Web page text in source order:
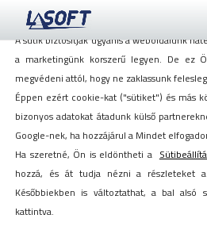
5 tipp, ha
2019. december 18.
Mi szeretjük a sütiket, akkor is, ha azok
A sütik biztosítják ugyanis a weboldalunk
a marketingünk korszerű legyen. De ez
megvédeni attól, hogy ne zaklassunk
Éppen ezért cookie-kat ("sütiket") és más
bizonyos adatokat átadunk külső
Google-nek, ha hozzájárul a Mindet
Ha szeretné, Ön is eldöntheti a
hozzá, és át tudja nézni a részleteket
Későbbiekben is változtathat, a bal alsó
kattintva.